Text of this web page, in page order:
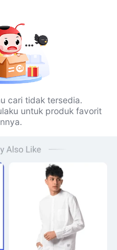
cari tidak tersedia.
untuk produk favorit